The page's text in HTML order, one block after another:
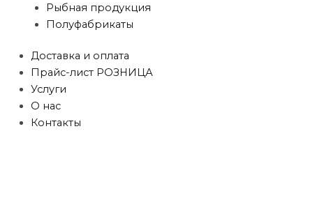
Рыбная продукция
Полуфабрикаты
Доставка и оплата
Прайс-лист РОЗНИЦА
Услуги
О нас
Контакты